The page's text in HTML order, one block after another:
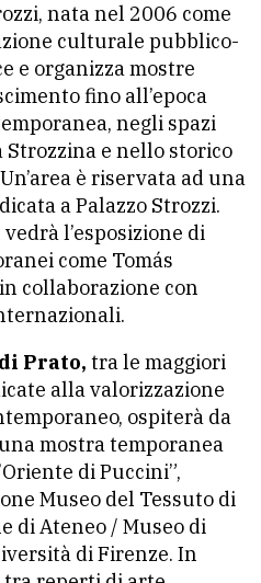
nata nel 2006 come
culturale pubblico-
e organizza mostre
fino all’epoca
negli spazi
Strozzina e nello storico
è riservata ad una
a Palazzo Strozzi.
l’esposizione di
come Tomás
collaborazione con
Prato, tra le maggiori
alla valorizzazione
ospiterà da
mostra temporanea
di Puccini”,
Museo del Tessuto di
di Ateneo / Museo di
di Firenze. In